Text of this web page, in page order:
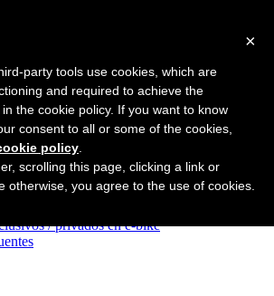
Eléctricas
Familiares
VEHÍCULOS
por el centro histórico
e‑bike por la Vía Apia
/ privados en e‑bike
×
party tools use cookies, which are
and required to achieve the
the cookie policy. If you want to know
consent to all or some of the cookies,
policy
scrolling this page, clicking a link or
otherwise, you agree to the use of cookies.